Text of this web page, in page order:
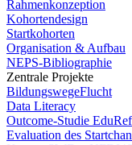
Rahmenkonzeption
Kohortendesign
Startkohorten
Organisation & Aufbau
NEPS-Bibliographie
Zentrale Projekte
BildungswegeFlucht
Data Literacy
Outcome-Studie EduRef
Evaluation des